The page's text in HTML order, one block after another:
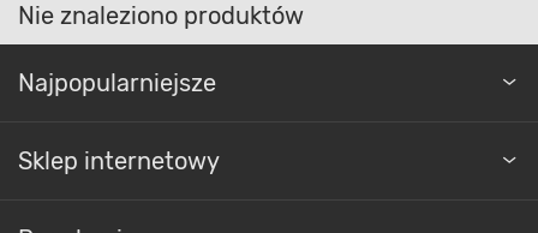
Nie znaleziono produktów
Najpopularniejsze
Sklep internetowy